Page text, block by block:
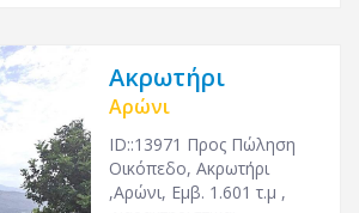
Ακρωτήρι
Αρώνι
ID::13971 Προς Πώληση
Οικόπεδο, Ακρωτήρι
,Αρώνι, Εμβ. 1.601 τ.μ ,